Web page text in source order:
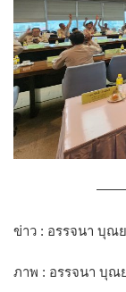
ข่าว : อรรจนา บุณ
ภาพ : อรรจนา บุณ